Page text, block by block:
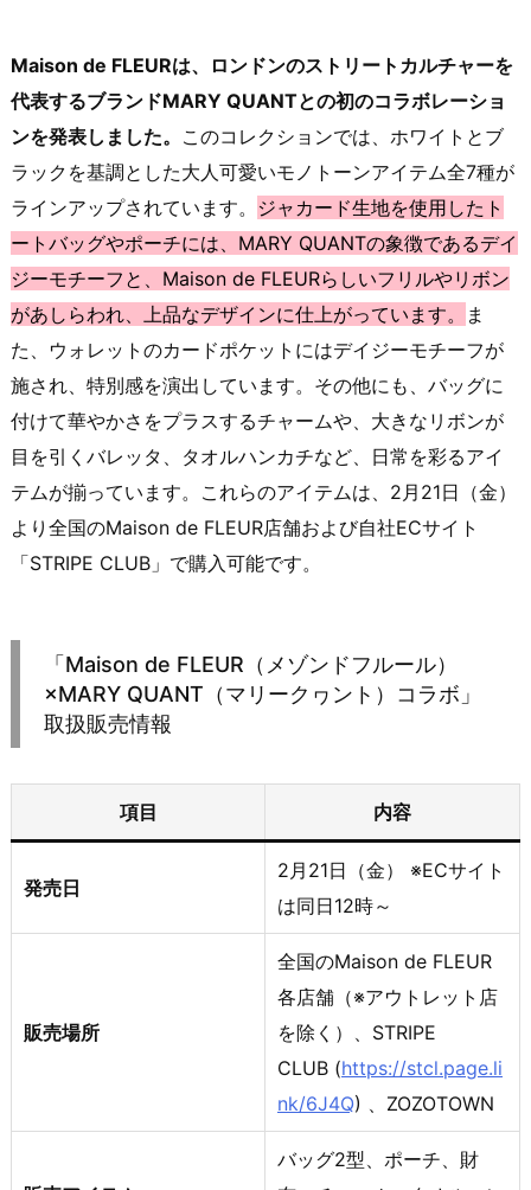
Maison de FLEURは、ロンドンのストリートカルチャーを
代表するブランドMARY QUANTとの初のコラボレーショ
ンを発表しました。 このコレクションでは、ホワイトとブ
ラックを基調とした大人可愛いモノトーンアイテム全7種が
ラインアップされています。 ジャカード生地を使用したト
ートバッグやポーチには、MARY QUANTの象徴であるデイ
ジーモチーフと、Maison de FLEURらしいフリルやリボン
があしらわれ、上品なデザインに仕上がっています。
ま
た、ウォレットのカードポケットにはデイジーモチーフが
施され、特別感を演出しています。その他にも、バッグに
付けて華やかさをプラスするチャームや、大きなリボンが
目を引くバレッタ、タオルハンカチなど、日常を彩るアイ
テムが揃っています。これらのアイテムは、2月21日（金）
より全国のMaison de FLEUR店舗および自社ECサイト
「STRIPE CLUB」で購入可能です。
「Maison de FLEUR（メゾンドフルール）
×MARY QUANT（マリークヮント）コラボ」
取扱販売情報
項目 内容
発売日
2月21日（金） ※ECサイト
は同日12時～
販売場所
全国のMaison de FLEUR
各店舗（※アウトレット店
を除く）、STRIPE
CLUB (https://stcl.page.li
nk/6J4Q) 、ZOZOTOWN
バッグ2型、ポーチ、財